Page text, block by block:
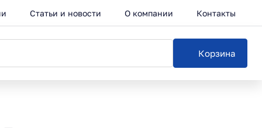
Статьи и новости О компании Контакты
Корзина